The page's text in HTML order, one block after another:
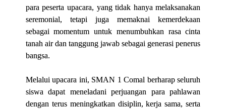
para peserta upacara, yang tidak hanya melaksanakan
seremonial, tetapi juga memaknai kemerdekaan
sebagai momentum untuk menumbuhkan rasa cinta
tanah air dan tanggung jawab sebagai generasi penerus
bangsa.
Melalui upacara ini, SMAN 1 Comal berharap seluruh
siswa dapat meneladani perjuangan para pahlawan
dengan terus meningkatkan disiplin, kerja sama, serta